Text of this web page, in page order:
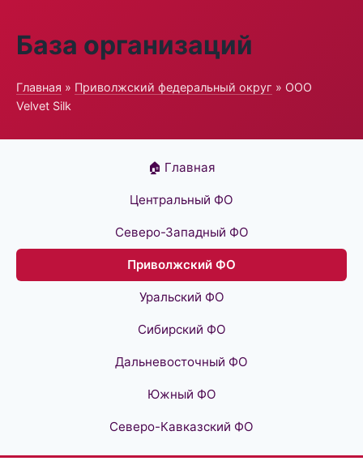
База организаций
Главная » Приволжский федеральный округ » ООО
Velvet Silk
🏠 Главная
Центральный ФО
Северо-Западный ФО
Приволжский ФО
Уральский ФО
Сибирский ФО
Дальневосточный ФО
Южный ФО
Северо-Кавказский ФО